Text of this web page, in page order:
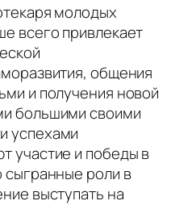
молодых
всего привлекает
общения
и получения новой
большими своими
успехами
участие и победы в
сыгранные роли в
выступать на